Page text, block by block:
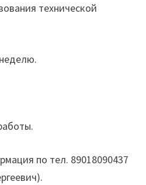
технической
по тел. 89018090437